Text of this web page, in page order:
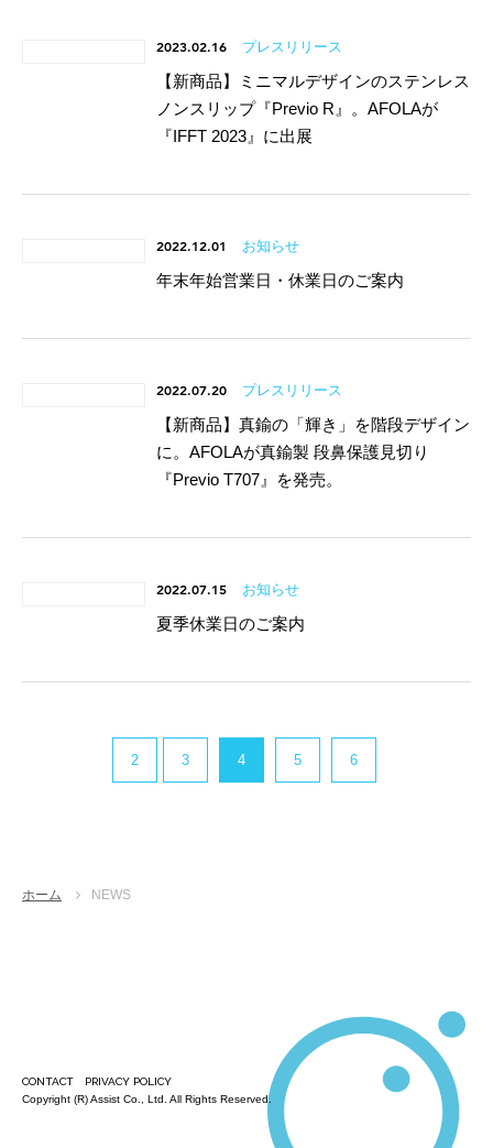
2023.02.16 プレスリリース
【新商品】ミニマルデザインのステンレス
ノンスリップ『Previo R』。AFOLAが
『IFFT 2023』に出展
2022.12.01 お知らせ
年末年始営業日・休業日のご案内
2022.07.20 プレスリリース
【新商品】真鍮の「輝き」を階段デザイン
に。AFOLAが真鍮製 段鼻保護見切り
『Previo T707』を発売。
2022.07.15 お知らせ
夏季休業日のご案内
2 3 4 5 6
ホーム NEWS
CONTACT
PRIVACY POLICY
Copyright (R) Assist Co., Ltd. All Rights Reserved.